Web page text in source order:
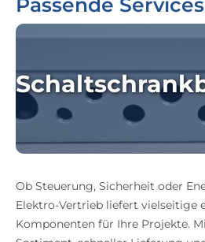
Passende Services
Ob Steuerung, Sicherheit oder
Elektro-Vertrieb liefert vielseitige
Komponenten für Ihre Projekte.